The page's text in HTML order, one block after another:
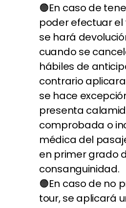
En caso de
poder efectuar
se hará
cuando se
hábiles de
contrario
se hace
presenta
comprobada o
médica del
en primer grado
consanguinidad.
En caso de no
tour, se aplicará